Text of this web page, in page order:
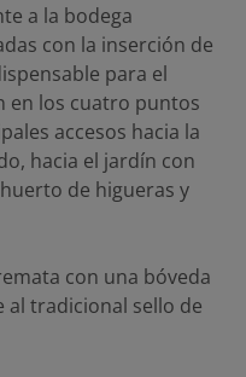
a la bodega
con la inserción de
para el
en los cuatro puntos
accesos hacia la
hacia el jardín con
de higueras y
con una bóveda
al tradicional sello de